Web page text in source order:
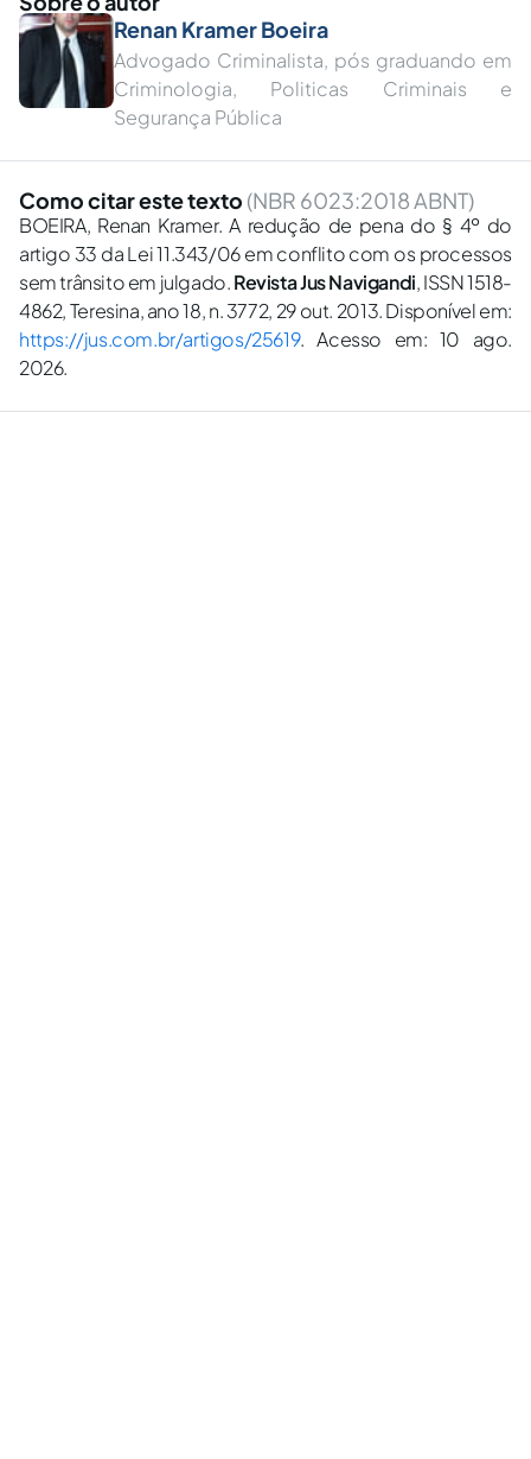
Renan Kramer Boeira
Advogado Criminalista, pós graduando em
Criminologia, Politicas Criminais e
Segurança Pública
Como citar este texto (NBR 6023:2018 ABNT)
BOEIRA, Renan Kramer. A redução de pena do § 4º do
artigo 33 da Lei 11.343/06 em conflito com os processos
sem trânsito em julgado.Revista Jus Navigandi, ISSN 1518-
4862, Teresina, ano 18, n. 3772, 29 out. 2013. Disponível em:
https://jus.com.br/artigos/25619. Acesso em: 10 ago.
2026.